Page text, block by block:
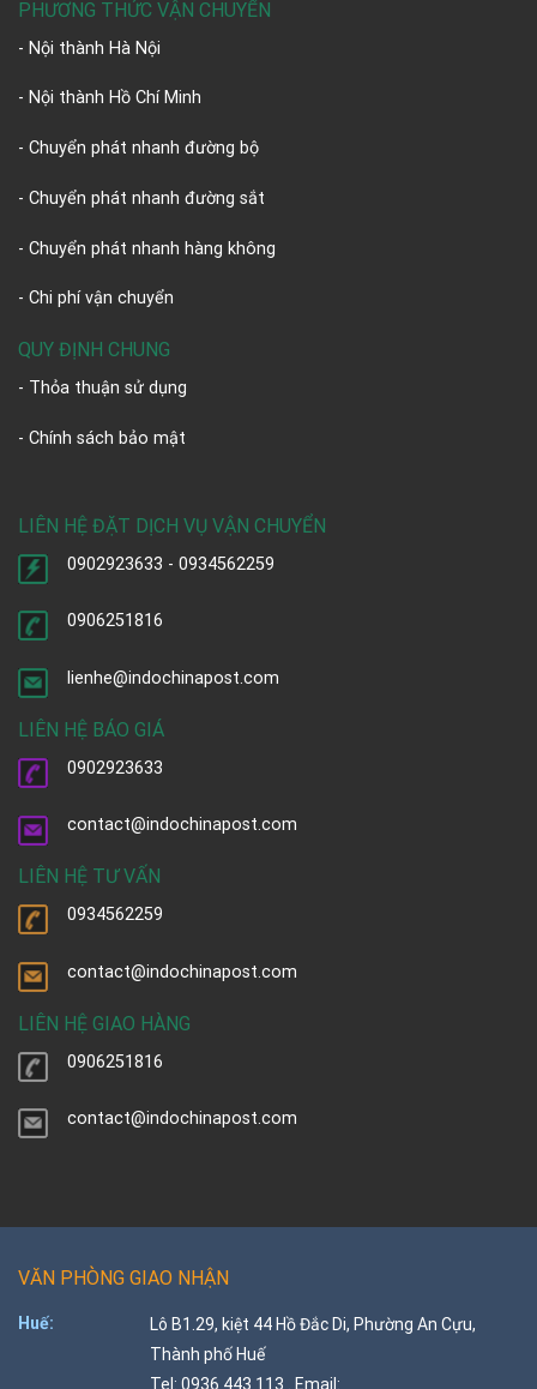
PHƯƠNG THỨC VẬN CHUYỂN
- Nội thành Hà Nội
- Nội thành Hồ Chí Minh
- Chuyển phát nhanh đường bộ
- Chuyển phát nhanh đường sắt
- Chuyển phát nhanh hàng không
- Chi phí vận chuyển
QUY ĐỊNH CHUNG
- Thỏa thuận sử dụng
- Chính sách bảo mật
LIÊN HỆ ĐẶT DỊCH VỤ VẬN CHUYỂN
0902923633 - 0934562259
0906251816
lienhe@indochinapost.com
LIÊN HỆ BÁO GIÁ
0902923633
contact@indochinapost.com
LIÊN HỆ TƯ VẤN
0934562259
contact@indochinapost.com
LIÊN HỆ GIAO HÀNG
0906251816
contact@indochinapost.com
VĂN PHÒNG GIAO NHẬN
Huế:
Lô B1.29, kiệt 44 Hồ Đắc Di, Phường An Cựu,
Thành phố Huế
Tel: 0936 443 113 . Email: